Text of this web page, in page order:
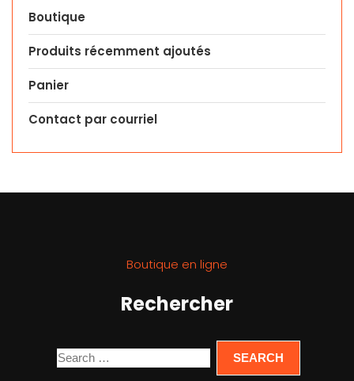
Boutique
Produits récemment ajoutés
Panier
Contact par courriel
Boutique en ligne
Rechercher